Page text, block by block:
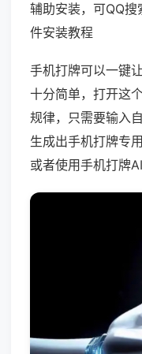
辅助安装，可QQ
件安装教程
手机打牌可以一键
十分简单，打开这
规律，只需要输入
生成出手机打牌专
或者使用手机打牌